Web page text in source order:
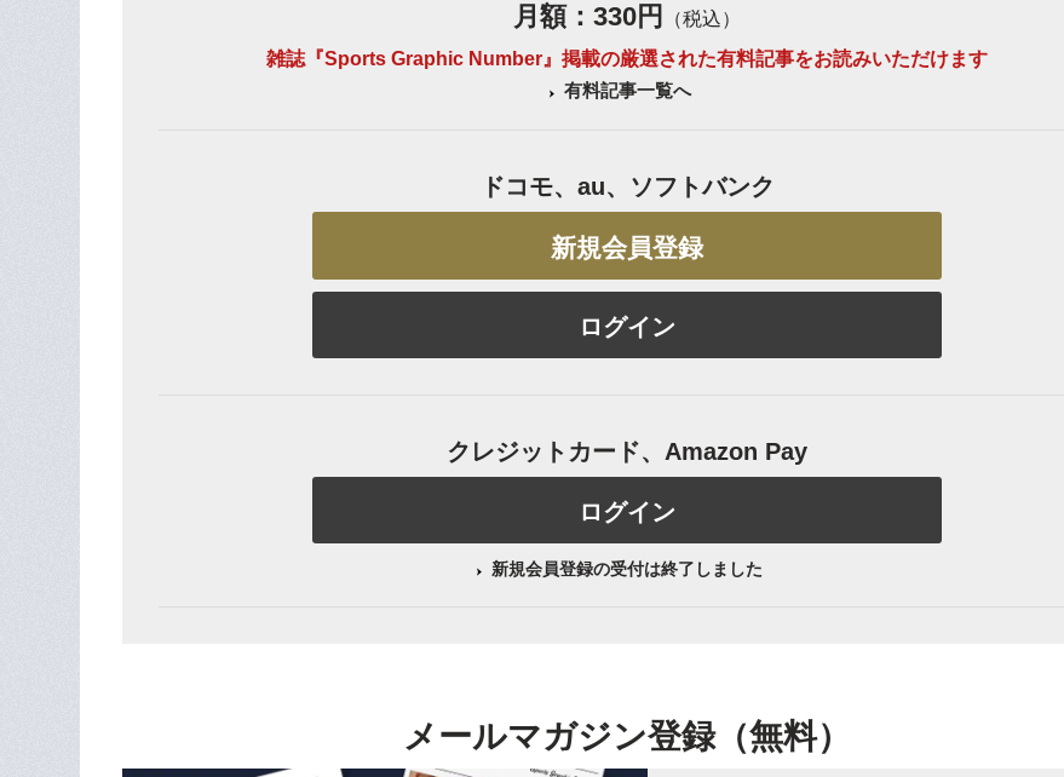
月額：330円
（税込）
雑誌『Sports Graphic Number』掲載の厳選された有料記事をお読みいただけます
有料記事一覧へ
ドコモ、au、ソフトバンク
新規会員登録
ログイン
クレジットカード、Amazon Pay
ログイン
新規会員登録の受付は終了しました
メールマガジン登録（無料）